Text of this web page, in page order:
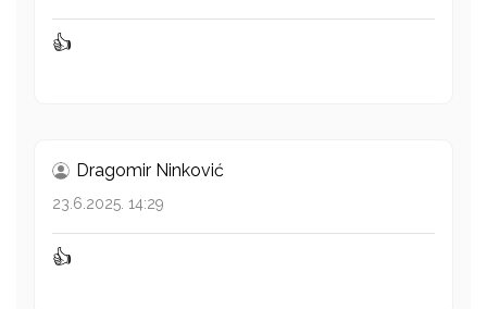
👍
Dragomir Ninković
23.6.2025. 14:29
👍